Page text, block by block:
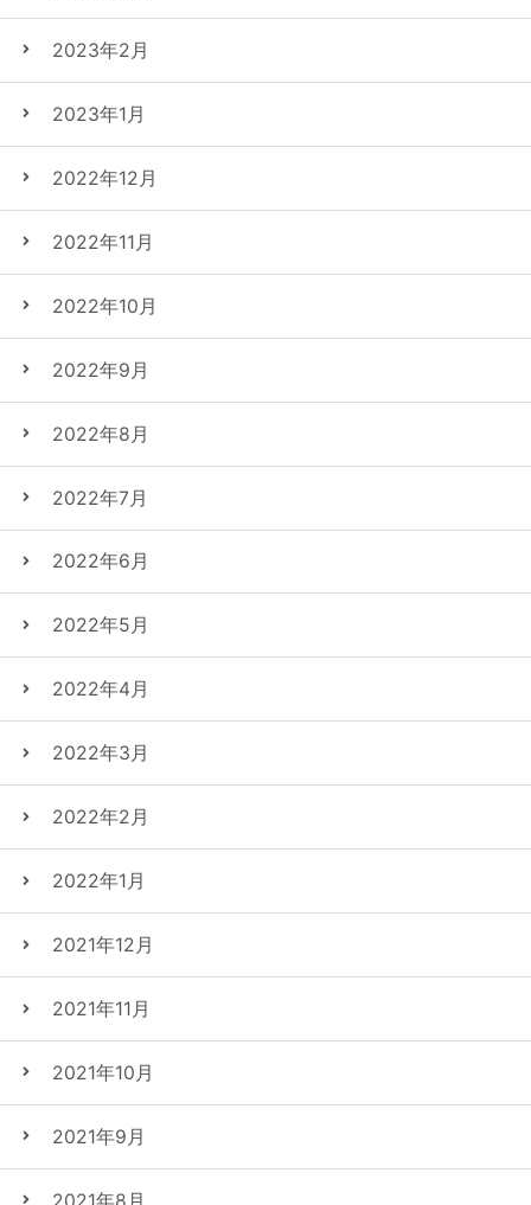
2023年2月
2023年1月
2022年12月
2022年11月
2022年10月
2022年9月
2022年8月
2022年7月
2022年6月
2022年5月
2022年4月
2022年3月
2022年2月
2022年1月
2021年12月
2021年11月
2021年10月
2021年9月